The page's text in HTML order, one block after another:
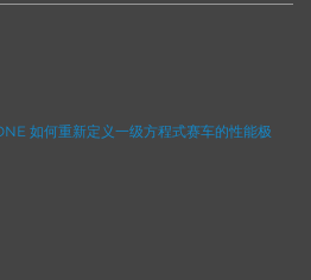
如何重新定义一级方程式赛车的性能极